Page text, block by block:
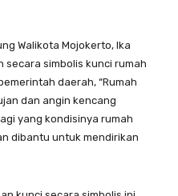
Walikota Mojokerto, Ika
simbolis kunci rumah
daerah, “Rumah
dan angin kencang
yang kondisinya rumah
dibantu untuk mendirikan